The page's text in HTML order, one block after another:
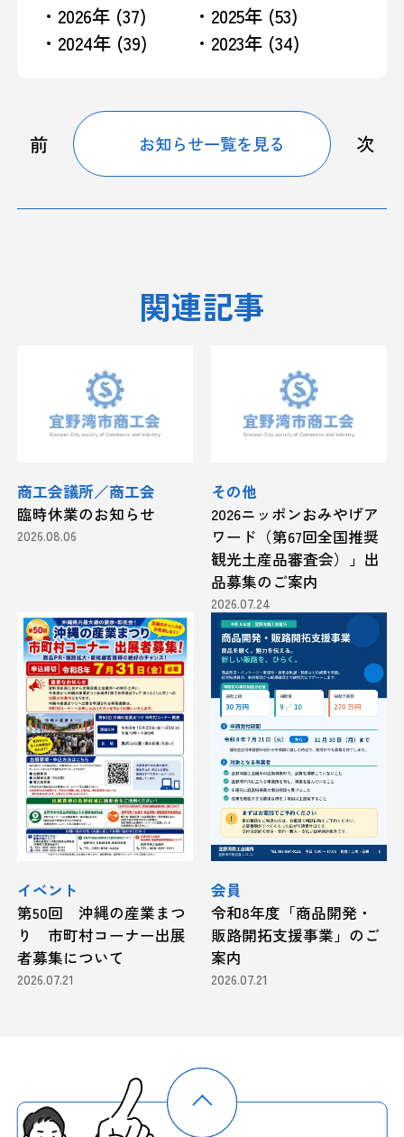
・2026年 (37)
・2025年 (53)
・2024年 (39)
・2023年 (34)
前 お知らせ一覧を見る 次
関連記事
商工会議所／商工会
臨時休業のお知らせ
2026.08.06
その他
2026ニッポンおみやげア
ワード（第67回全国推奨
観光土産品審査会）」出
品募集のご案内
2026.07.24
イベント
第50回 沖縄の産業まつ
り 市町村コーナー出展
者募集について
2026.07.21
会員
令和8年度「商品開発・
販路開拓支援事業」のご
案内
2026.07.21